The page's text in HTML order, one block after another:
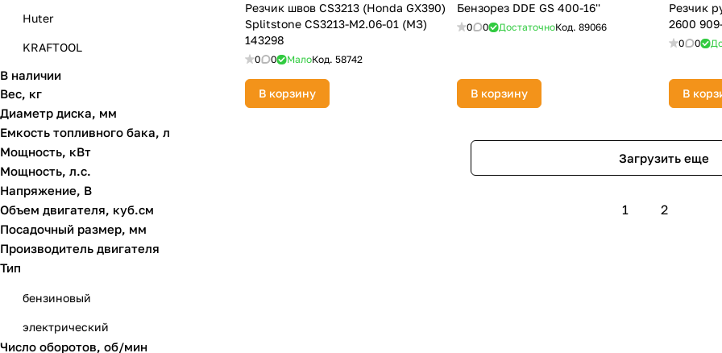
Резчик швов CS3213 (Honda GX390)
Splitstone CS3213-M2.06-01 (МЗ)
143298
0 0 МалоКод. 58742
В корзину
Бензорез DDE GS 400-16''
0 0 ДостаточноКод. 89066
В корзину
Резчик
2600
0 0
В
Загрузить еще
1 2
Huter
KRAFTOOL
STIHL
ZITREK
ЗУБР
МИСОМ
Пульсар
В наличии
Вес, кг
Диаметр диска, мм
Емкость топливного бака, л
Мощность, кВт
Мощность, л.с.
Напряжение, В
Объем двигателя, куб.см
Посадочный размер, мм
Производитель двигателя
Тип
бензиновый
электрический
Число оборотов, об/мин